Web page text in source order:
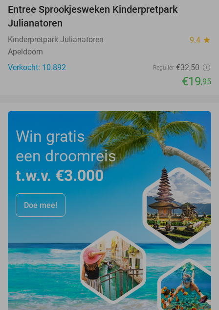
Entree Sprookjesweken Kinderpretpark
Julianatoren
Kinderpretpark Julianatoren 9.4 star
Apeldoorn
Verkocht: 10.892
Regulier €32,50
€19,95
Win gratis
een droomreis
t.w.v. €3.000
Doe mee!